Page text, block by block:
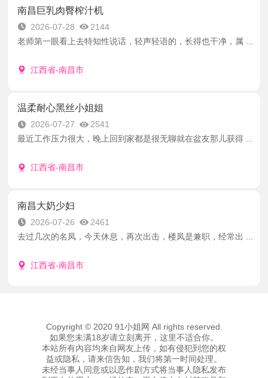
南昌巨乳肉臀榨汁机
2026-07-28
2144
老师第一眼看上去特知性说话，轻声轻语的，长得也干净，属 ...
江西省-南昌市
温柔耐心黑丝小姐姐
2026-07-27
2541
最近工作压力很大，晚上回到家都是很无聊就在盆友那儿获得 ...
江西省-南昌市
南昌大奶少妇
2026-07-26
2461
去过几次的名凤，今天休息，再次出击，楼凤是兼职，经常出 ...
江西省-南昌市
Copyright © 2020 91小姐网 All rights reserved.
如果您未满18岁请立刻离开，这里不适合你。
本站所有內容均来自网友上传，如有侵犯到您的权
益或隐私，请来信告知，我们将第一时间处理。
未经当事人同意或以恶作剧方式将当事人隐私发布